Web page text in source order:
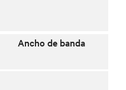
Ancho de banda